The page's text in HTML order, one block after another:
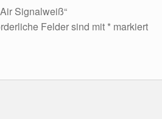
Signalweiß“
Felder sind mit *markiert